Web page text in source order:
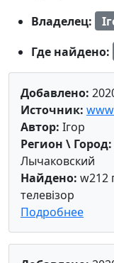
Владелец:
Где найдено:
Добавлено:
Источник:
Автор: Ігор
Регион \ Город:
Лычаковский
Найдено: w212
телевізор
Подробнее